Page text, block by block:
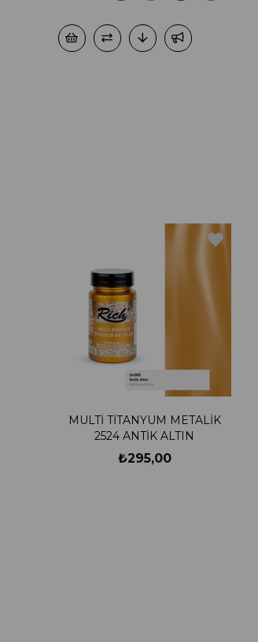
MULTİ TİTANYUM METALİK
2524 ANTİK ALTIN
₺295,00